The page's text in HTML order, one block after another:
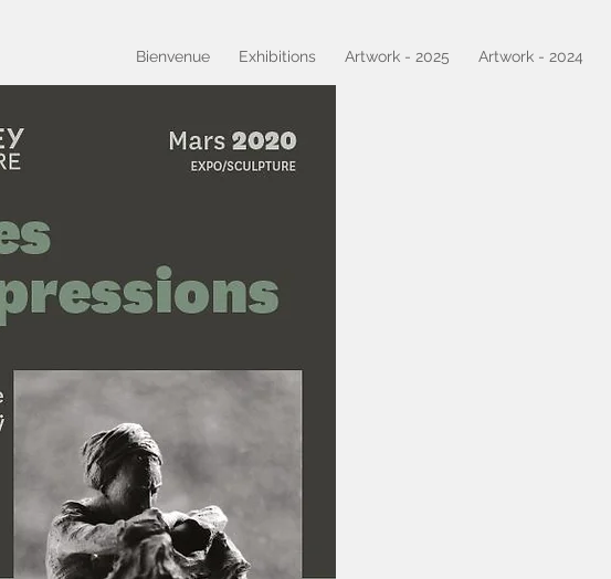
Bienvenue Exhibitions Artwork - 2025 Artwork - 2024